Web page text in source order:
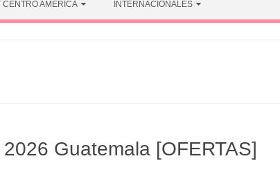
CENTRO AMÉRICA INTERNACIONALES
Guatemala [OFERTAS]